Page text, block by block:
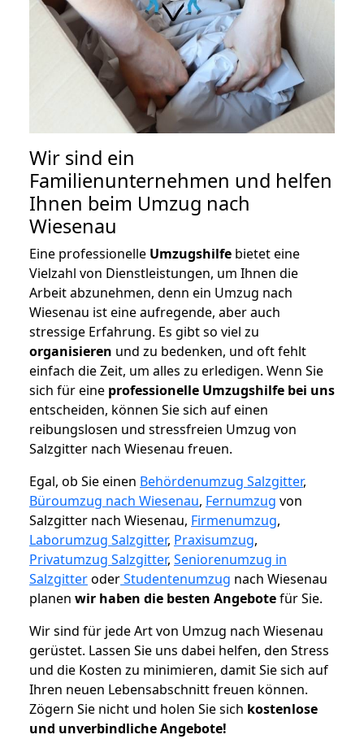
Wir sind ein
Familienunternehmen und helfen
Ihnen beim Umzug nach
Wiesenau
Eine professionelle Umzugshilfe bietet eine
Vielzahl von Dienstleistungen, um Ihnen die
Arbeit abzunehmen, denn ein Umzug nach
Wiesenau ist eine aufregende, aber auch
stressige Erfahrung. Es gibt so viel zu
organisieren und zu bedenken, und oft fehlt
einfach die Zeit, um alles zu erledigen. Wenn Sie
sich für eine professionelle Umzugshilfe bei uns
entscheiden, können Sie sich auf einen
reibungslosen und stressfreien Umzug von
Salzgitter nach Wiesenau freuen.
Egal, ob Sie einen Behördenumzug Salzgitter,
Büroumzug nach Wiesenau, Fernumzug von
Salzgitter nach Wiesenau, Firmenumzug,
Laborumzug Salzgitter, Praxisumzug,
Privatumzug Salzgitter, Seniorenumzug in
SalzgitteroderStudentenumzug nach Wiesenau
planen wir haben die besten Angebotefür Sie.
Wir sind für jede Art von Umzug nach Wiesenau
gerüstet. Lassen Sie uns dabei helfen, den Stress
und die Kosten zu minimieren, damit Sie sich auf
Ihren neuen Lebensabschnitt freuen können.
Zögern Sie nicht und holen Sie sich kostenlose
und unverbindliche Angebote!